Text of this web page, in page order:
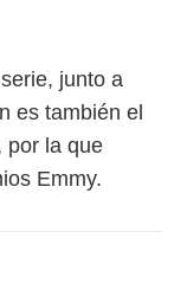
junto a
es también el
por la que
Emmy.